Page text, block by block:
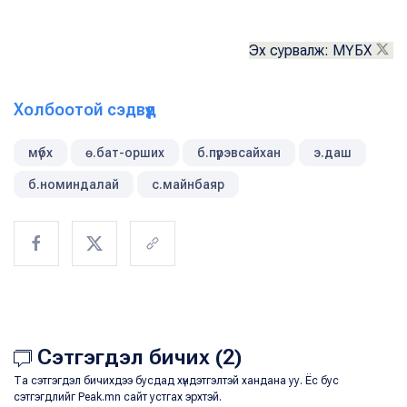
Эх сурвалж: МҮБХ
Холбоотой сэдвүүд
мүбх ө.бат-орших б.пүрэвсайхан э.даш
б.номиндалай с.майнбаяр
Сэтгэгдэл бичих (2)
Та сэтгэгдэл бичихдээ бусдад хүндэтгэлтэй хандана уу. Ёс бус
сэтгэгдлийг Peak.mn сайт устгах эрхтэй.